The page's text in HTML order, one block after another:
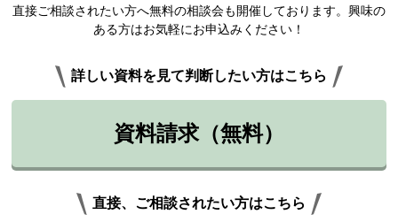
直接ご相談されたい方へ無料の相談会も開催しております。興味の
ある方はお気軽にお申込みください！
詳しい資料を見て判断したい方はこちら
資料請求（無料）
直接、ご相談されたい方はこちら